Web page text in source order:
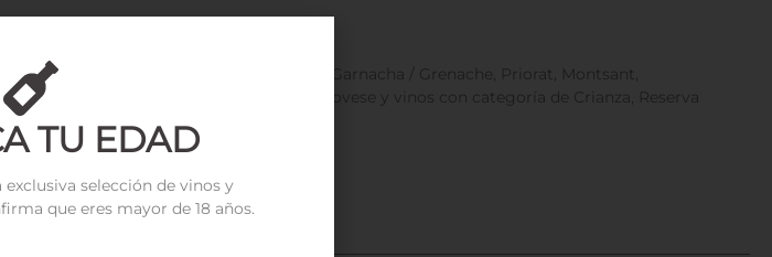
Ribera del Duero, Tinta de Toro), Malbec, Garnacha / Grenache, Priorat, Montsant,
Mencía, Nero d’Avola, Pinotage, Sangiovese y vinos con categoría de Crianza, Reserva
TU EDAD
exclusiva selección de vinos y
que eres mayor de 18 años.